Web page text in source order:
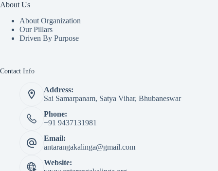
About Us
About Organization
Our Pillars
Driven By Purpose​
Contact Info
Address:
Sai Samarpanam, Satya Vihar, Bhubaneswar
Phone:
+91 9437131981
Email:
antarangakalinga@gmail.com
Website: